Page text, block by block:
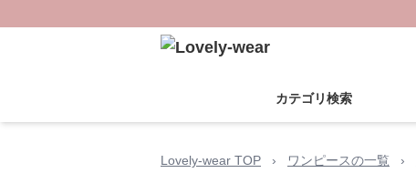
カテゴリ検索
Lovely-wear TOP › ワンピースの一覧 ›